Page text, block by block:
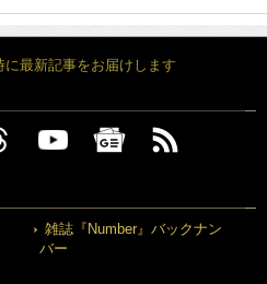
に最新記事をお届けします
雑誌『Number』バックナン
バー